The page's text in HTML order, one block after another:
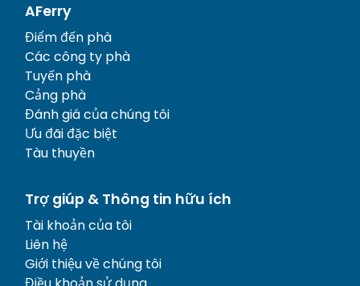
AFerry
Điểm đến phà
Các công ty phà
Tuyến phà
Cảng phà
Đánh giá của chúng tôi
Ưu đãi đặc biệt
Tàu thuyền
Trợ giúp & Thông tin hữu ích
Tài khoản của tôi
Liên hệ
Giới thiệu về chúng tôi